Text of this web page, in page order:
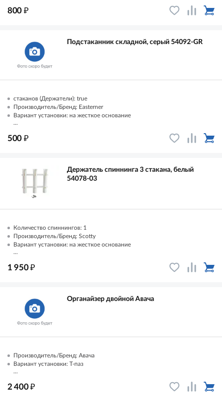
800 ₽
Подстаканник складной, серый 54092-GR
стаканов (Держатели): true
Производитель/Бренд: Easterner
Вариант установки: на жесткое основание
...
500 ₽
Держатель спиннинга 3 стакана, белый
54078-03
Количество спиннингов: 1
Производитель/Бренд: Scotty
Вариант установки: на жесткое основание
...
1 950₽
Органайзер двойной Авача
Производитель/Бренд: Авача
Вариант установки: Т-паз
...
2 400₽